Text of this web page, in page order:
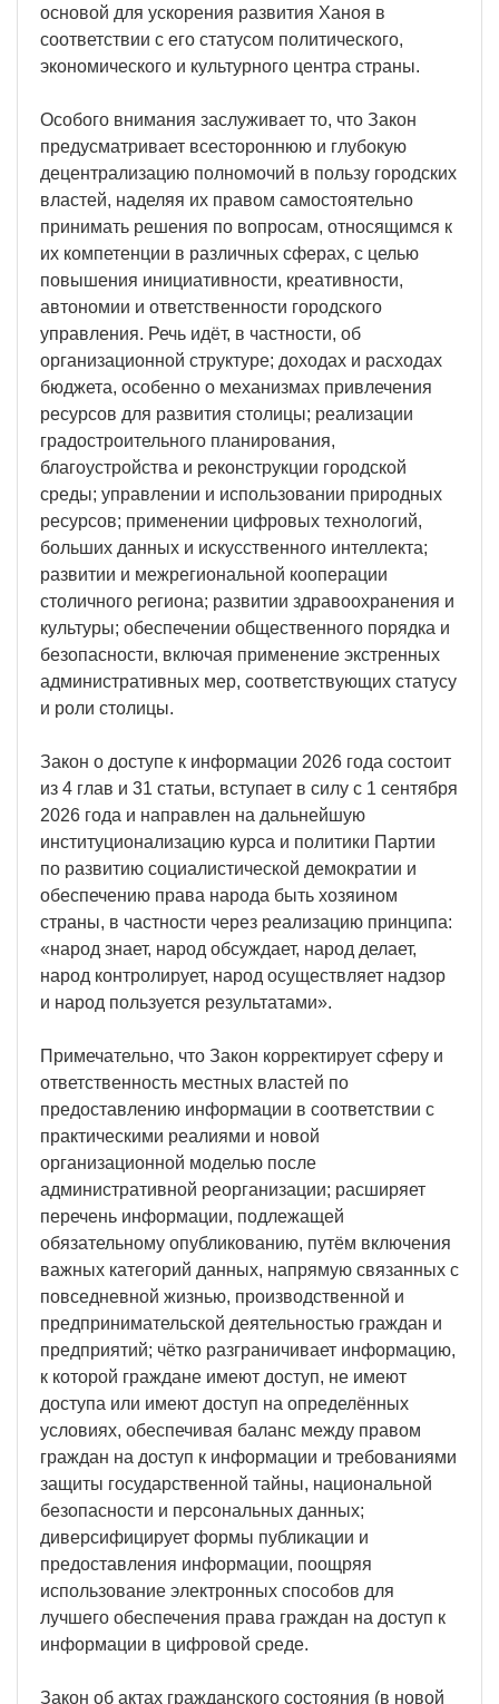
основой для ускорения развития Ханоя в
соответствии с его статусом политического,
экономического и культурного центра страны.
Особого внимания заслуживает то, что Закон
предусматривает всестороннюю и глубокую
децентрализацию полномочий в пользу городских
властей, наделяя их правом самостоятельно
принимать решения по вопросам, относящимся к
их компетенции в различных сферах, с целью
повышения инициативности, креативности,
автономии и ответственности городского
управления. Речь идёт, в частности, об
организационной структуре; доходах и расходах
бюджета, особенно о механизмах привлечения
ресурсов для развития столицы; реализации
градостроительного планирования,
благоустройства и реконструкции городской
среды; управлении и использовании природных
ресурсов; применении цифровых технологий,
больших данных и искусственного интеллекта;
развитии и межрегиональной кооперации
столичного региона; развитии здравоохранения и
культуры; обеспечении общественного порядка и
безопасности, включая применение экстренных
административных мер, соответствующих статусу
и роли столицы.
Закон о доступе к информации 2026 года состоит
из 4 глав и 31 статьи, вступает в силу с 1 сентября
2026 года и направлен на дальнейшую
институционализацию курса и политики Партии
по развитию социалистической демократии и
обеспечению права народа быть хозяином
страны, в частности через реализацию принципа:
«народ знает, народ обсуждает, народ делает,
народ контролирует, народ осуществляет надзор
и народ пользуется результатами».
Примечательно, что Закон корректирует сферу и
ответственность местных властей по
предоставлению информации в соответствии с
практическими реалиями и новой
организационной моделью после
административной реорганизации; расширяет
перечень информации, подлежащей
обязательному опубликованию, путём включения
важных категорий данных, напрямую связанных с
повседневной жизнью, производственной и
предпринимательской деятельностью граждан и
предприятий; чётко разграничивает информацию,
к которой граждане имеют доступ, не имеют
доступа или имеют доступ на определённых
условиях, обеспечивая баланс между правом
граждан на доступ к информации и требованиями
защиты государственной тайны, национальной
безопасности и персональных данных;
диверсифицирует формы публикации и
предоставления информации, поощряя
использование электронных способов для
лучшего обеспечения права граждан на доступ к
информации в цифровой среде.
Закон об актах гражданского состояния (в новой